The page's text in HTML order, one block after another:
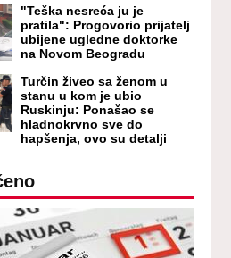
"Teška nesreća ju je
pratila": Progovorio prijatelj
ubijene ugledne doktorke
na Novom Beogradu
Turčin živeo sa ženom u
stanu u kom je ubio
Ruskinju: Ponašao se
hladnokrvno sve do
hapšenja, ovo su detalji